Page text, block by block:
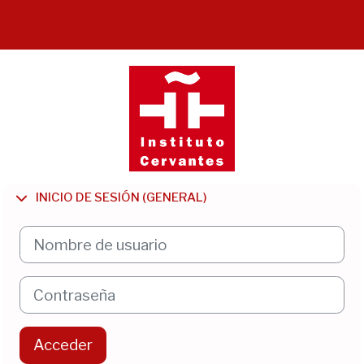
Entrar a
INICIO DE SESIÓN (GENERAL)
Nombre de usuario
Contraseña
Acceder